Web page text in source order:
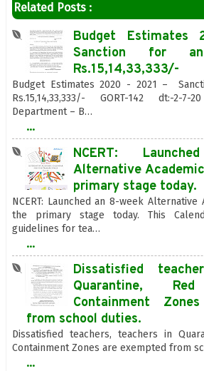
Related Posts :
Budget
Sanction for
Rs.15,14,33,333/-
Budget Estimates 2020 - 2021 –
Rs.15,14,33,333/- GORT-142 dt:-2-
Department – B…
...
NCERT:
Alternative
primary stage today.
NCERT: Launched an 8-week Alternative
the primary stage today. This
guidelines for tea…
...
Dissatisfied
Quarantine,
Containment
from school duties.
Dissatisfied teachers, teachers in
Containment Zones are exempted from
...